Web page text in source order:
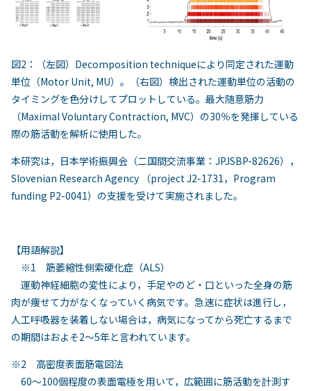
図2：（左図）Decomposition techniqueにより同定された運動
単位（Motor Unit, MU）。（右図）検出された運動単位の活動の
タイミングを色分けしてプロットしている。最大随意筋力
（Maximal Voluntary Contraction, MVC）の30％を発揮している
際の筋活動を解析に使用した。
本研究は，日本学術振興会（二国間交流事業：JPJSBP-82626），
Slovenian Research Agency （project J2-1731，Program
funding P2-0041）の支援を受けて実施されました。
【用語解説】
※1 筋萎縮性側索硬化症（ALS）
運動神経細胞の変性により，手足やのど・口といった全身の筋
肉が痩せて力がなくなっていく病気です。急速に症状は進行し，
人工呼吸器を装着しない場合は，病気になってから死亡するまで
の期間はおよそ2〜5年と言われています。
※2 高密度表面筋電図法
60〜100個程度の表面電極を用いて，広範囲に筋活動を計測す